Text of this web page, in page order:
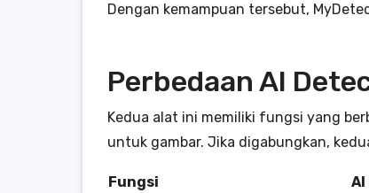
Dengan kemampuan tersebut,
Perbedaan AI
Kedua alat ini memiliki fungsi yang
untuk gambar. Jika digabungkan,
Fungsi